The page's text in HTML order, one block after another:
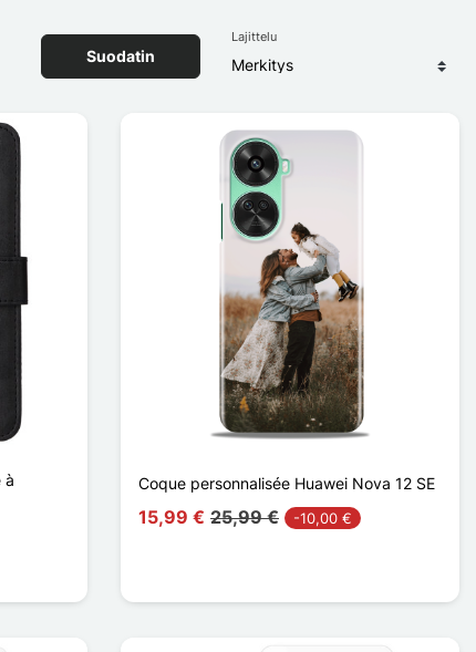
Suodatin
Lajittelu
à
Coque personnalisée Huawei Nova 12 SE
15,99 € 25,99 € -10,00 €